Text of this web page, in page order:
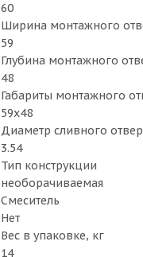
60
Ширина монтажного
59
Глубина монтажного
48
Габариты монтажного
59х48
Диаметр сливного
3.54
Тип конструкции
необорачиваемая
Смеситель
Нет
Вес в упаковке, кг
14